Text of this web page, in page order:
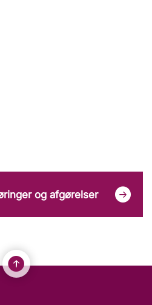
og afgørelser